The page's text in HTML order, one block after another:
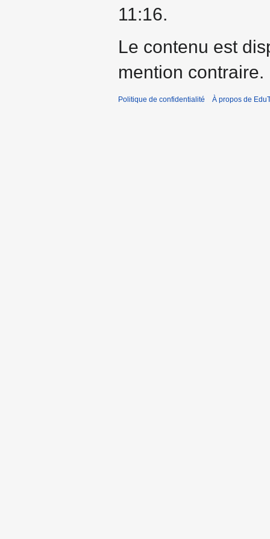
11:16.
Le contenu est
mention contraire.
Politique de confidentialité À propos de